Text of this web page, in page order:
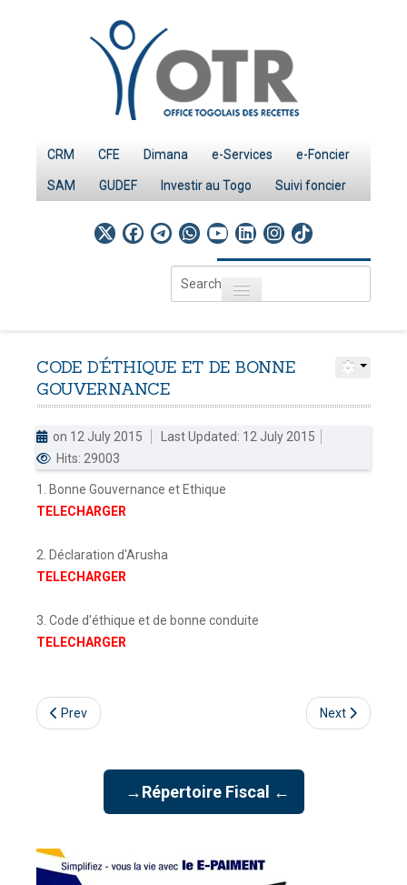
CRM CFE Dimana e-Services e-Foncier
SAM GUDEF Investir au Togo Suivi foncier
Search
...
Toggle navigation
Le système fiscal
DOUANES
Douane Togolaise
CODE D’ÉTHIQUE ET DE BONNE
GOUVERNANCE
on 12 July 2015
Last Updated: 12 July 2015
Hits: 29003
1. Bonne Gouvernance et Ethique
TELECHARGER
2. Déclaration d'Arusha
TELECHARGER
3. Code d'éthique et de bonne conduite
TELECHARGER
Prev Next
→Répertoire Fiscal ←